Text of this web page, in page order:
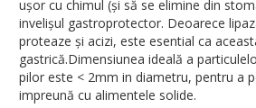
uşor cu chimul (şi să se elimine din
invelişul gastroprotector. Deoarece
proteaze şi acizi, este esential ca
gastrică.Dimensiunea ideală a
pilor este < 2mm in diametru, pentru a
impreună cu alimentele solide.